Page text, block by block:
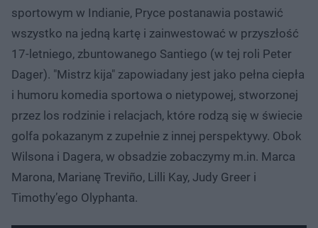
sportowym w Indianie, Pryce postanawia postawić
wszystko na jedną kartę i zainwestować w przyszłość
17-letniego, zbuntowanego Santiego (w tej roli Peter
Dager). "Mistrz kija" zapowiadany jest jako pełna ciepła
i humoru komedia sportowa o nietypowej, stworzonej
przez los rodzinie i relacjach, które rodzą się w świecie
golfa pokazanym z zupełnie z innej perspektywy. Obok
Wilsona i Dagera, w obsadzie zobaczymy m.in. Marca
Marona, Marianę Treviño, Lilli Kay, Judy Greer i
Timothy’ego Olyphanta.